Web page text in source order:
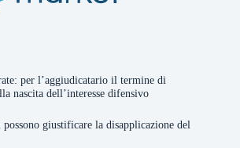
per l’aggiudicatario il termine di
nascita dell’interesse difensivo
giustificare la disapplicazione del